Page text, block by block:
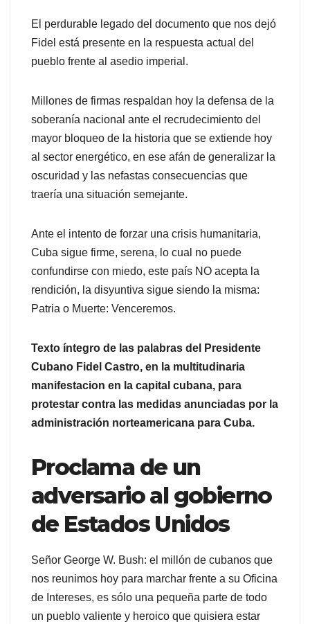
El perdurable legado del documento que nos dejó
Fidel está presente en la respuesta actual del
pueblo frente al asedio imperial.
Millones de firmas respaldan hoy la defensa de la
soberanía nacional ante el recrudecimiento del
mayor bloqueo de la historia que se extiende hoy
al sector energético, en ese afán de generalizar la
oscuridad y las nefastas consecuencias que
traería una situación semejante.
Ante el intento de forzar una crisis humanitaria,
Cuba sigue firme, serena, lo cual no puede
confundirse con miedo, este país NO acepta la
rendición, la disyuntiva sigue siendo la misma:
Patria o Muerte: Venceremos.
Texto íntegro de las palabras del Presidente
Cubano Fidel Castro, en la multitudinaria
manifestacion en la capital cubana, para
protestar contra las medidas anunciadas por la
administración norteamericana para Cuba.
Proclama de un
adversario al gobierno
de Estados Unidos
Señor George W. Bush: el millón de cubanos que
nos reunimos hoy para marchar frente a su Oficina
de Intereses, es sólo una pequeña parte de todo
un pueblo valiente y heroico que quisiera estar